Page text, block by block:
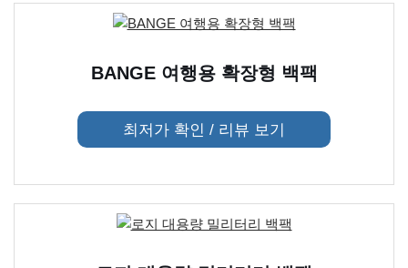
BANGE 여행용 확장형 백팩
최저가 확인 / 리뷰 보기